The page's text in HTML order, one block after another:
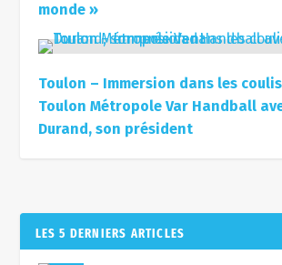
monde »
Toulon – Immersion dans les
Toulon Métropole Var Handball
Durand, son président
LES 5 DERNIERS ARTICLES